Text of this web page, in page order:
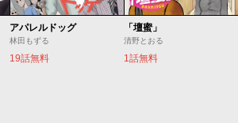
アパレルドッグ
林田もずる
19話無料
「壇蜜」
清野とおる
1話無料